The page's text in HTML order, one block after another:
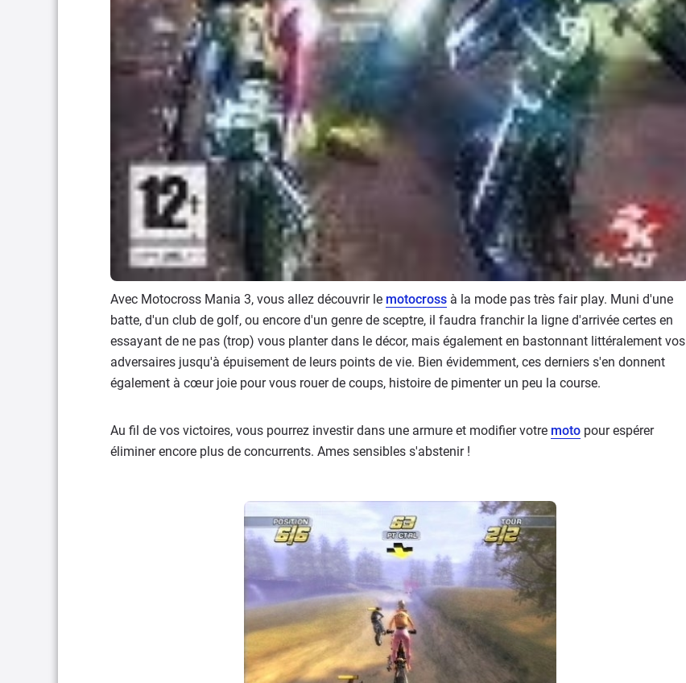
Avec Motocross Mania 3, vous allez découvrir le motocross à la mode pas très fair play. Muni d'une
batte, d'un club de golf, ou encore d'un genre de sceptre, il faudra franchir la ligne d'arrivée certes en
essayant de ne pas (trop) vous planter dans le décor, mais également en bastonnant littéralement vos
adversaires jusqu'à épuisement de leurs points de vie. Bien évidemment, ces derniers s'en donnent
également à cœur joie pour vous rouer de coups, histoire de pimenter un peu la course.
Au fil de vos victoires, vous pourrez investir dans une armure et modifier votre moto pour espérer
éliminer encore plus de concurrents. Ames sensibles s'abstenir !